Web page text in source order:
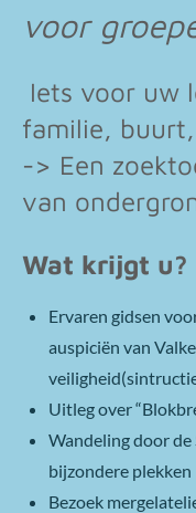
voor
Iets voor uw
familie, buurt,
-> Een
van
Wat krijgt u?
Ervaren gidsen
auspiciën van
Uitleg over
Wandeling door
bijzondere plekken
Bezoek